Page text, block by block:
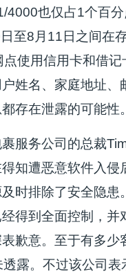
4000也仅占1个百分
至8月11日之间在
使用信用卡和借记
姓名、家庭地址、
存在泄露的可能性。
服务公司的总裁
知遭恶意软件入侵
时排除了安全隐患
得到全面控制，并
歉意。至于有多少
露。不过该公司表